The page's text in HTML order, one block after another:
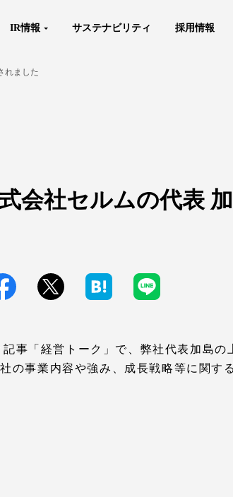
IR情報 サステナビリティ 採用情報
れました
会社セルムの代表
事「経営トーク」で、弊社代表加島
の事業内容や強み、成長戦略等に関す